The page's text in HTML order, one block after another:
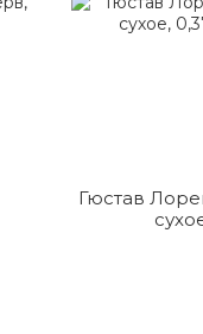
Гюстав